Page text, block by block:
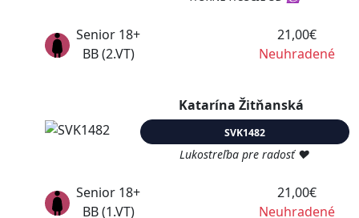
Senior 18+
BB (2.VT)
21,00€
Neuhradené
Katarína Žitňanská
SVK1482
Lukostreľba pre radosť ♥
Senior 18+
BB (1.VT)
21,00€
Neuhradené